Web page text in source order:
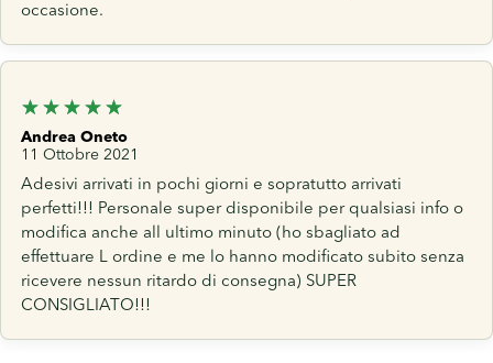
occasione.
Andrea Oneto
11 Ottobre 2021
Adesivi arrivati in pochi giorni e sopratutto arrivati
perfetti!!! Personale super disponibile per qualsiasi info o
modifica anche all ultimo minuto (ho sbagliato ad
effettuare L ordine e me lo hanno modificato subito senza
ricevere nessun ritardo di consegna) SUPER
CONSIGLIATO!!!